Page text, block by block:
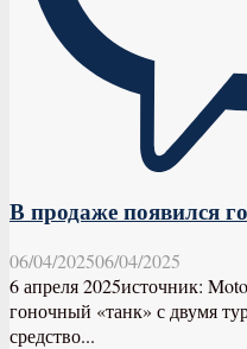
В продаже появился
06/04/202506/04/2025
6 апреля 2025источник:
гоночный «танк» с двумя
средство...